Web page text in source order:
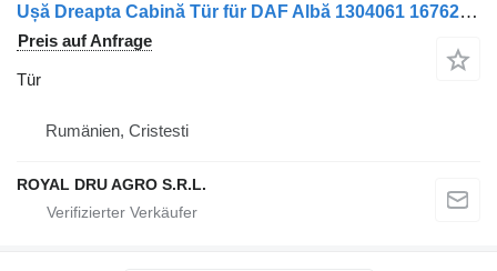
Ușă Dreapta Cabină Tür für DAF Albă 1304061 1676219 LKW
Preis auf Anfrage
Tür
Rumänien, Cristesti
ROYAL DRU AGRO S.R.L.